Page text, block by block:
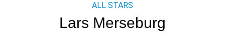
ALL STARS
Lars Merseburg